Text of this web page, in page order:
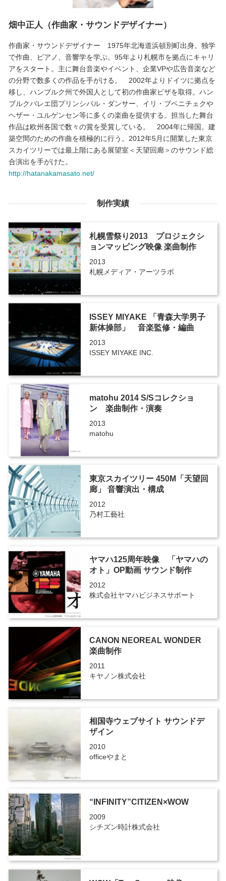
畑中正人（作曲家・サウンドデザイナー）
作曲家・サウンドデザイナー 1975年北海道浜頓別町出身。独学
で作曲、ピアノ、音響学を学ぶ。95年より札幌市を拠点にキャリ
アをスタート。主に舞台音楽やイベント、企業VPや広告音楽など
の分野で数多くの作品を手がける。 2002年よりドイツに拠点を
移し、ハンブルク州で外国人として初の作曲家ビザを取得。ハン
ブルクバレエ団プリンシパル・ダンサー、イリ・ブベニチェクや
ヘザー・ユルゲンセン等に多くの楽曲を提供する。担当した舞台
作品は欧州各国で数々の賞を受賞している。 2004年に帰国。建
築空間のための作曲を積極的に行う。2012年5月に開業した東京
スカイツリーでは最上階にある展望室＜天望回廊＞のサウンド総
合演出を手がけた。
http://hatanakamasato.net/
制作実績
札幌雪祭り2013 プロジェクシ
ョンマッピング映像 楽曲制作
2013
札幌メディア・アーツラボ
ISSEY MIYAKE 「青森大学男子
新体操部」 音楽監修・編曲
2013
ISSEY MIYAKE INC.
matohu 2014 S/Sコレクショ
ン 楽曲制作・演奏
2013
matohu
東京スカイツリー 450M「天望回
廊」 音響演出・構成
2012
乃村工藝社
ヤマハ125周年映像 「ヤマハの
オト」OP動画 サウンド制作
2012
株式会社ヤマハビジネスサポート
CANON NEOREAL WONDER
楽曲制作
2011
キヤノン株式会社
相国寺ウェブサイト サウンドデ
ザイン
2010
officeやまと
“INFINITY”CITIZEN×WOW
2009
シチズン時計株式会社